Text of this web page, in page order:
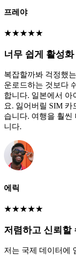
프레야
★★★★★
너무 쉽게 활성화
복잡할까봐 걱정했
운로드하는 것보다
합니다. 일본에서 아
요. 잃어버릴 SIM
습니다. 여행을 훨씬
니다.
에릭
★★★★★
저렴하고 신뢰할
저는 국제 데이터에